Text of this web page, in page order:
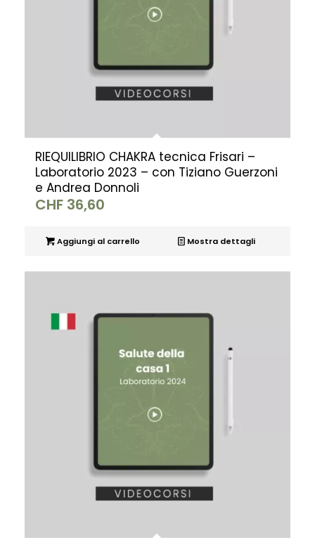
RIEQUILIBRIO CHAKRA tecnica Frisari –
Laboratorio 2023 – con Tiziano Guerzoni
e Andrea Donnoli
CHF36,60
Aggiungi al carrello Mostra dettagli